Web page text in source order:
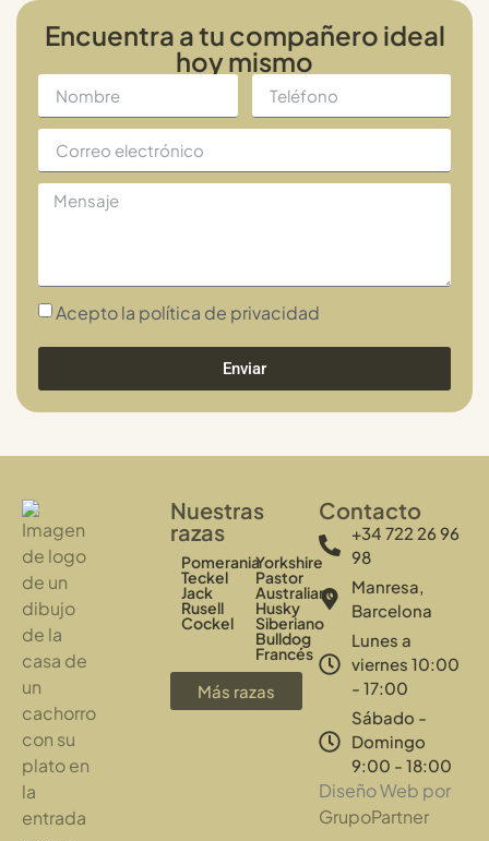
Encuentra a tu compañero ideal
hoy mismo
Acepto la política de privacidad
Enviar
Nuestras
razas
Pomerania
Teckel
Jack
Rusell
Cockel
Yorkshire
Pastor
Australiano
Husky
Siberiano
Bulldog
Francés
Más razas
Contacto
+34 722 26 96
98
Manresa,
Barcelona
Lunes a
viernes 10:00
- 17:00
Sábado -
Domingo
9:00 - 18:00
Diseño Web por
GrupoPartner